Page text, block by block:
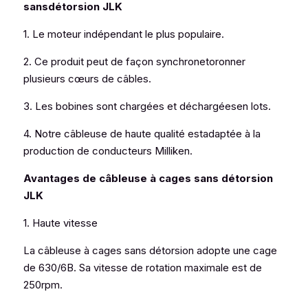
sansdétorsion JLK
1. Le moteur indépendant le plus populaire.
2. Ce produit peut de façon synchronetoronner
plusieurs cœurs de câbles.
3. Les bobines sont chargées et déchargéesen lots.
4. Notre câbleuse de haute qualité estadaptée à la
production de conducteurs Milliken.
Avantages de câbleuse à cages sans détorsion
JLK
1. Haute vitesse
La câbleuse à cages sans détorsion adopte une cage
de 630/6B. Sa vitesse de rotation maximale est de
250rpm.